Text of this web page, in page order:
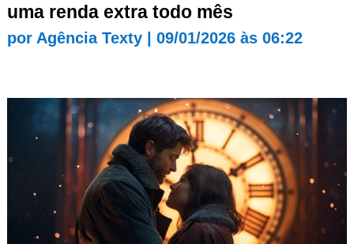
uma renda extra todo mês
por Agência Texty| 09/01/2026 às 06:22